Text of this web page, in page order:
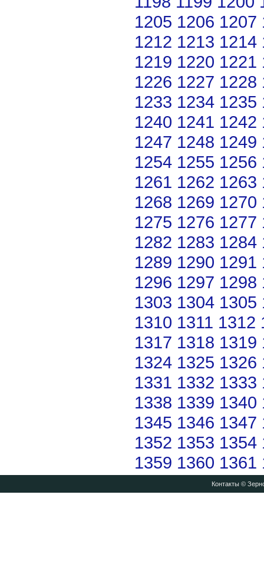
1205 1206 1207
1212 1213 1214
1219 1220 1221
1226 1227 1228
1233 1234 1235
1240 1241 1242
1247 1248 1249
1254 1255 1256
1261 1262 1263
1268 1269 1270
1275 1276 1277
1282 1283 1284
1289 1290 1291
1296 1297 1298
1303 1304 1305
1310 1311 1312
1317 1318 1319
1324 1325 1326
1331 1332 1333
1338 1339 1340
1345 1346 1347
1352 1353 1354
1359 1360 1361
Контакты©